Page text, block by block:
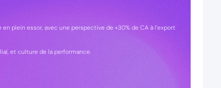
plein essor, avec une perspective de +30% de CA à l’export
et culture de la performance.